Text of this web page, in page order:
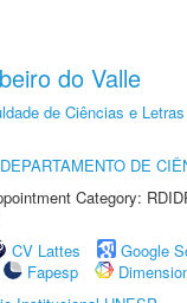
do Valle
de Ciências e
DEPARTAMENTO DE
Category:
CV Lattes
Google
Fapesp